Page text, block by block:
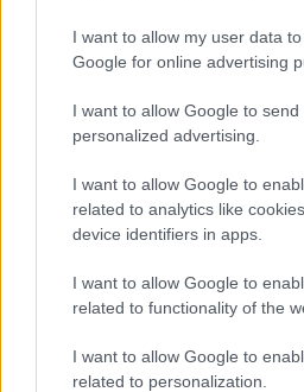
I want to allow my user data
Google for online advertising
I want to allow Google to send
personalized advertising.
I want to allow Google to
related to analytics like
device identifiers in apps.
I want to allow Google to
related to functionality of the
I want to allow Google to
related to personalization.
Οι αρχέςδεν έδωσαν
λεπτομέρειες σχετικά
δυστυχήματος, ενώ η
περιστατικό βρίσκεται σε
Τα σχολιά σας δημοσιεύονται
ΕΘΝΟΣ θα παρεμβαίνει και τα